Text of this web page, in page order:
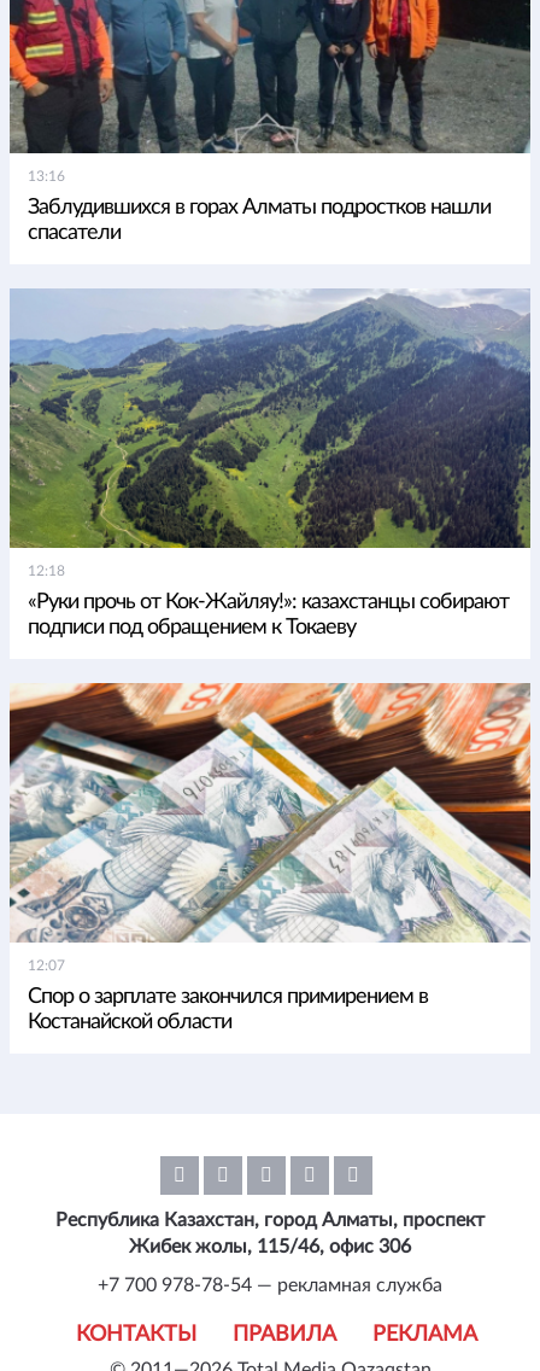
13:16
Заблудившихся в горах Алматы подростков нашли
спасатели
12:18
«Руки прочь от Кок-Жайляу!»: казахстанцы собирают
подписи под обращением к Токаеву
12:07
Спор о зарплате закончился примирением в
Костанайской области
КОНТАКТЫ ПРАВИЛА РЕКЛАМА
Республика Казахстан, город Алматы, проспект
Жибек жолы, 115/46, офис 306
+7 700 978-78-54 — рекламная служба